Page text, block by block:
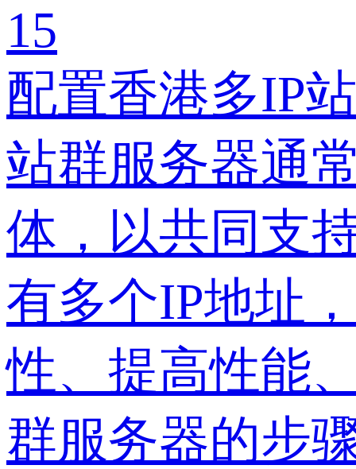
15
配置香港多IP
站群服务器通
体，以共同支
有多个IP地址
性、提高性能
群服务器的步